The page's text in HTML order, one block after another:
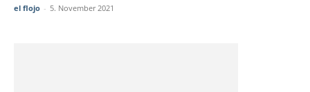
el flojo - 5. November 2021